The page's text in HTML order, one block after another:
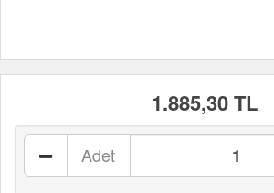
1.885,30 TL
Adet